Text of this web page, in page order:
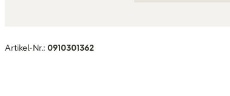
Artikel-Nr.: 0910301362